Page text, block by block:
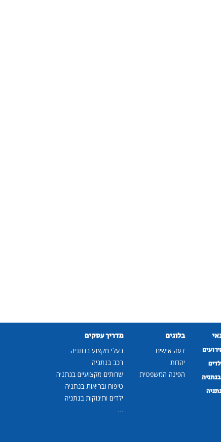
בלוגים
דעה אישית
יהדות
הפינה המשפטית
מדריך עסקים
בעלי מקצוע בנתניה
רכב בנתניה
שרותים מקצועיים בנתניה
טיפוח ובריאות בנתניה
ילדים ותינוקות בנתניה